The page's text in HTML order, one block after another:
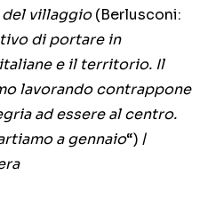
del villaggio(Berlusconi:
di portare in
e il territorio. Il
lavorando contrappone
ad essere al centro.
a gennaio“) /